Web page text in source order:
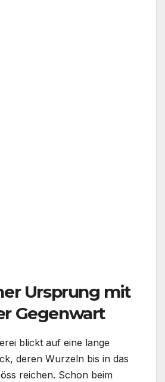
Ursprung mit
Gegenwart
blickt auf eine lange
deren Wurzeln bis in das
reichen. Schon beim